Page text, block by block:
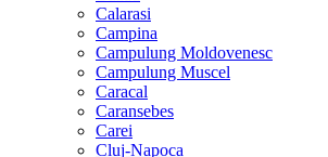
Calarasi
Campina
Campulung Moldovenesc
Campulung Muscel
Caracal
Caransebes
Carei
Cluj-Napoca